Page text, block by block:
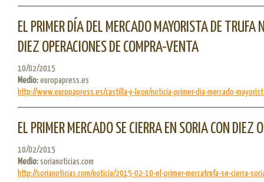
EL PRIMER DÍA DEL MERCADO MAYORISTA DE TRUFA
DIEZ OPERACIONES DE COMPRA-VENTA
10/02/2015
Medio:europapress.es
http://www.europapress.es/castilla-y-leon/noticia-primer-dia-mercado-
EL PRIMER MERCADO SE CIERRA EN SORIA CON DIEZ
10/02/2015
Medio:sorianoticias.com
http://sorianoticias.com/noticia/2015-02-10-el-primer-mercatrufa-se-cierra-